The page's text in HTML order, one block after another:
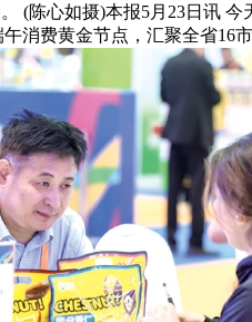
心如摄)本报5月23日讯 今
消费黄金节点，汇聚全省16